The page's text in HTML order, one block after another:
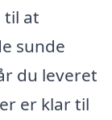
at
sunde
du leveret
er klar til